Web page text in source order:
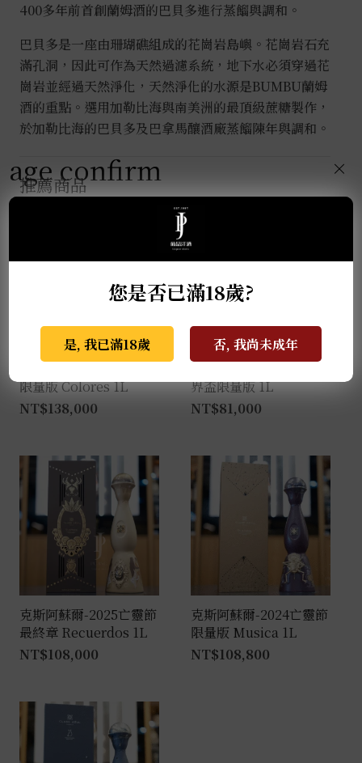
400多年前首創蘭姆酒的巴貝多進行蒸餾與調和。
巴貝多是一座由珊瑚礁組成的花崗岩島嶼。花崗岩石充
滿孔洞，因此可作為天然過濾系統，地下水必須穿過花
崗岩並經過天然淨化，天然淨化的水源是BUMBU蘭姆
酒的重點。選用加勒比海與南美洲的最頂級蔗糖製作，
於加勒比海的巴貝多及巴拿馬釀酒廠蒸餾陳年與調和。
推薦商品
限量版 Colores 1L
NT$138,000
界盃限量版 1L
NT$81,000
克斯阿蘇爾-2025亡靈節
最終章 Recuerdos 1L
NT$108,000
克斯阿蘇爾-2024亡靈節
限量版 Musica 1L
NT$108,800
age confirm
您是否已滿18歲?
是, 我已滿18歲 否, 我尚未成年
×